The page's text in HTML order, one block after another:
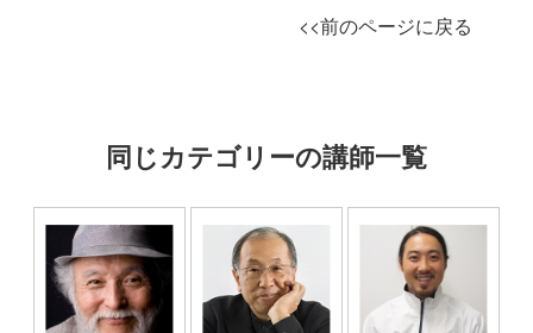
<<前のページに戻る
同じカテゴリーの講師一覧